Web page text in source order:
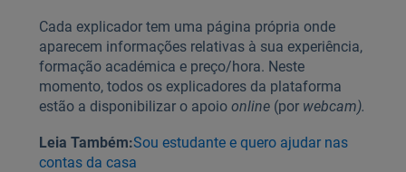
Cada explicador tem uma página própria onde
aparecem informações relativas à sua experiência,
formação académica e preço/hora. Neste
momento, todos os explicadores da plataforma
estão a disponibilizar o apoio online(por webcam).
Leia Também:Sou estudante e quero ajudar nas
contas da casa